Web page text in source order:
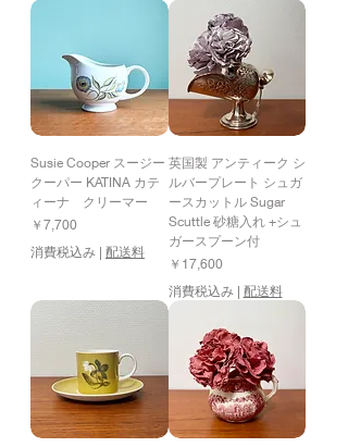
Susie Cooper スージー
クーパー KATINA カテ
ィーナ クリーマー
価格
￥7,700
消費税込み
配送料
英国製 アンティーク シ
ルバープレート シュガ
ースカットル Sugar
Scuttle 砂糖入れ +シュ
ガースプーン付
価格
￥17,600
消費税込み| 配送料